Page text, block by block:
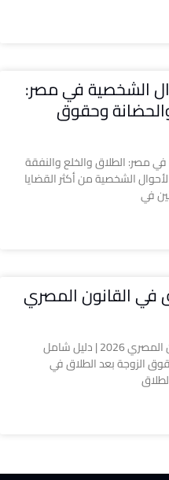
الشخصية في مصر:
وحقوق
مصر: الطلاق والخلع والنفقة
الشخصية من أكثر القضايا
في
في القانون المصري
حقوق الزوجة بعد الطلاق في القانون المصري 2026 | دليل شامل
الزوجة بعد الطلاق في